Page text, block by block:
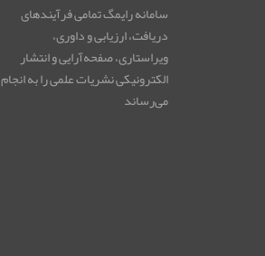
سامانه رایمگ تمامی فرآیندهای
دریافت، ارزیابی و داوری،
ویراستاری، صفحه‌آرایی و انتشار
الکترونیکی نشریات علمی را به انجام
می‌رساند